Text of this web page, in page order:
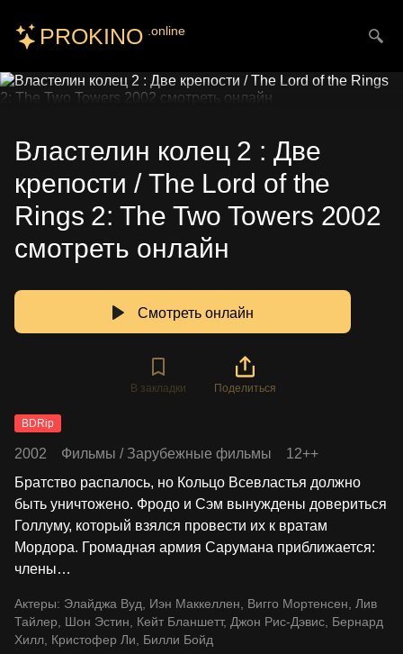
PROKINO .online
Властелин колец 2 : Две
крепости / The Lord of the
Rings 2: The Two Towers 2002
смотреть онлайн
Смотреть онлайн
В закладки Поделиться
BDRip
2002 Фильмы / Зарубежные фильмы
12++
Братство распалось, но Кольцо Всевластья должно
быть уничтожено. Фродо и Сэм вынуждены довериться
Голлуму, который взялся провести их к вратам
Мордора. Громадная армия Сарумана приближается:
члены…
Актеры: Элайджа Вуд, Иэн Маккеллен, Вигго Мортенсен, Лив
Тайлер, Шон Эстин, Кейт Бланшетт, Джон Рис-Дэвис, Бернард
Хилл, Кристофер Ли, Билли Бойд